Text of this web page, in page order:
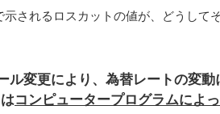
されるロスカットの値が、どうして
ル変更により、為替レートの変動
コンピュータープログラムによ